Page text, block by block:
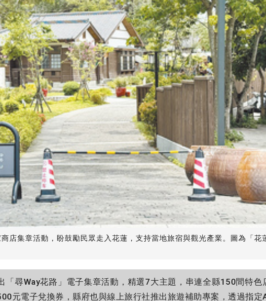
店集章活動，盼鼓勵民眾走入花蓮，支持當地旅宿與觀光產業。圖為「花
尋Way花路」電子集章活動，精選7大主題，串連全縣150間特色
元電子兌換券，縣府也與線上旅行社推出旅遊補助專案，透過指定